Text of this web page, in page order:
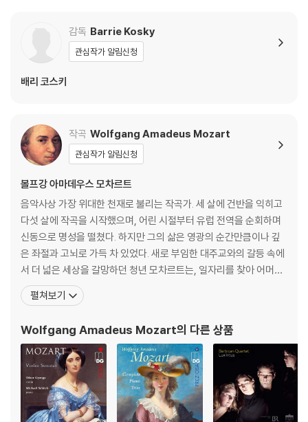
- '다 폰테 사이클'이란 볼프강 아마데우스 모차르트가 베네치아 출신의 대
번째 작품인 〈돈 죠반니〉(1787)은 '오페라 부파'로는 묵직한 내용이고, 바
표현은 아니다. 등장인물의 캐릭터를 보면 레포렐로, 체를리나와 마제토
등 비교적 조연급이 부파적 인물이고, 돈 조반니는 중립적이며, 돈나 안나,
돈나 엘비라, 돈 오타비오는 부파의 영역을 벗어난다.
- 배리 코스키는 이 작품에 오랫동안 덧씌워져 온 낭만적 환상을 제거했다.
돈 조반니는 더 이상 동경의 대상이 아니다. 그는 끊임없이 욕망을 투사하
고, 그 욕망을 통해 자신을 유지하려는, 일종의 섹스 중독자다. 사랑은 감정
이 아니라 반복되는 행위이며, 관계는 교감이 아니라 소비에 가깝다. 코스
키는 구체적인 시대나 장소를 암시하는 장치도 제거하고 어둡고 추상적인
공간을 제시한다. 이 공간은 인물들의 행동과 관계를 적나라하게 드러내는
실험실 같다. 장식이 사라진 자리에는 몸과 움직임, 그리고 인물들 사이의
물로 재구성된다. 특히 ‘카탈로그 노래’에서 드러나는 수많은 정복의 기록
은 반복과 집착이 만들어내는 공허를 강조한다. 여성 캐릭터인 돈나 안나,
돈나 엘비라, 체를리나는 욕망의 구조 속에서 서로 다른 방식으로 반응하
는 존재들이다. 극의 초반부는 빠른 템포와 신체적 코미디를 통해 관객의
웃음을 유도하지만, 시간이 흐를수록 그 웃음은 점차 불편함으로 변질된
다. 특히 마지막 장면은 권선징악의 교훈으로 닫히기보다 인간 존재의 공
감독 Barrie Kosky
관심작가 알림신청
배리 코스키
작곡 Wolfgang Amadeus Mozart
관심작가 알림신청
볼프강 아마데우스 모차르트
음악사상 가장 위대한 천재로 불리는 작곡가. 세 살에 건반을 익히고
다섯 살에 작곡을 시작했으며, 어린 시절부터 유럽 전역을 순회하며
신동으로 명성을 떨쳤다. 하지만 그의 삶은 영광의 순간만큼이나 깊
은 좌절과 고뇌로 가득 차 있었다. 새로 부임한 대주교와의 갈등 속에
서 더 넓은 세상을 갈망하던 청년 모차르트는, 일자리를 찾아 어머니
와 함께 만하임과 파리로 긴 여행을 떠난다. 그러나 그를 기다리고 있
던 것은 첫사랑의 배신과, 낯선 도시 파리에서 마주한 어머니의 비극
의 순간, 모차르트는 자신의 가장 가까운 친구
펼쳐보기
Wolfgang Amadeus Mozart의 다른 상품